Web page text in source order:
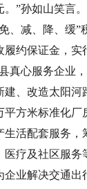
。”孙如山笑言
、减、降、缓”
约保证金，实
真心服务企业
建、改造太阳河
平方米标准化厂
生活配套服务，
疗及社区服务
业解决交通出